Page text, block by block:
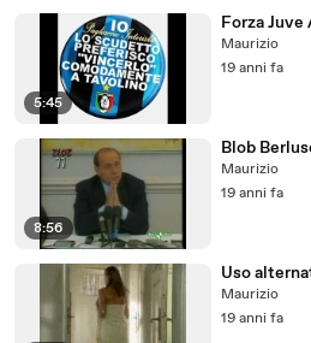
5:45
Forza
Maurizio
19 anni fa
8:56
Blob
Maurizio
19 anni fa
Uso
Maurizio
19 anni fa